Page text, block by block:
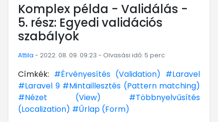
Komplex példa - Validálás -
5. rész: Egyedi validációs
szabályok
Attila - 2022. 08. 09. 09:23 - Olvasási idő: 5 perc
Címkék: #Érvényesítés (Validation) #Laravel
#Laravel 9 #Mintaillesztés (Pattern matching)
#Nézet (View)
#Többnyelvűsítés
(Localization) #Űrlap (Form)